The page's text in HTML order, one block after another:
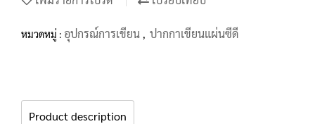
หมวดหมู่ : อุปกรณ์การเขียน , ปากกาเขียนแผ่นซีดี
Product description